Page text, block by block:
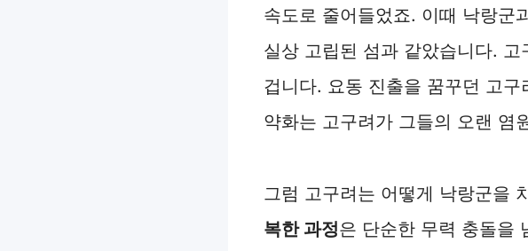
속도로 줄어들었죠. 이때 낙랑군
실상 고립된 섬과 같았습니다.
겁니다. 요동 진출을 꿈꾸던 고
약화는 고구려가 그들의 오랜 염
그럼 고구려는 어떻게 낙랑군을
복한 과정은 단순한 무력 충돌을